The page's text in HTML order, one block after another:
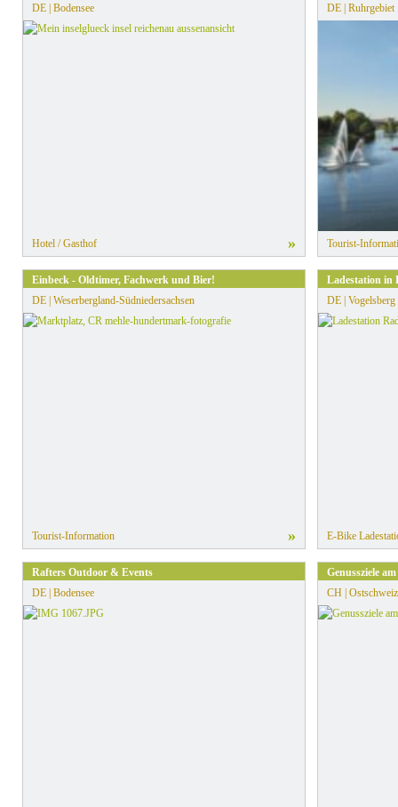
DE | Bodensee
Hotel / Gasthof »
DE | Ruhrgebiet
Tourist-
Einbeck - Oldtimer, Fachwerk und Bier!
DE | Weserbergland-Südniedersachsen
Tourist-Information »
Ladestation in
DE | Vogelsberg
E-Bike
Rafters Outdoor & Events
DE | Bodensee
Genussziele
CH | Ostschweiz